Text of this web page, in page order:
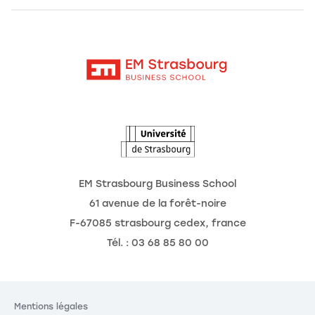
EM Strasbourg Business School
61 avenue de la forêt-noire
F-67085 strasbourg cedex, france
Tél. : 03 68 85 80 00
Mentions légales